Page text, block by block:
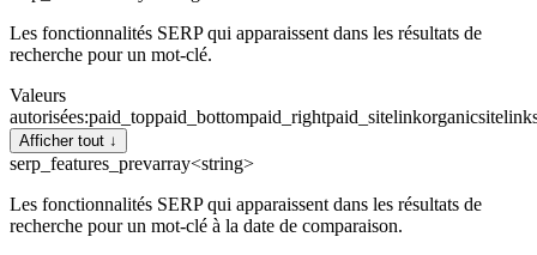
Les fonctionnalités SERP qui apparaissent dans les résultats de
recherche pour un mot-clé.
Valeurs
autorisées:paid_toppaid_bottompaid_rightpaid_sitelinkorganicsitelink
Afficher tout ↓
serp_features_prevarray<string>
Les fonctionnalités SERP qui apparaissent dans les résultats de
recherche pour un mot-clé à la date de comparaison.